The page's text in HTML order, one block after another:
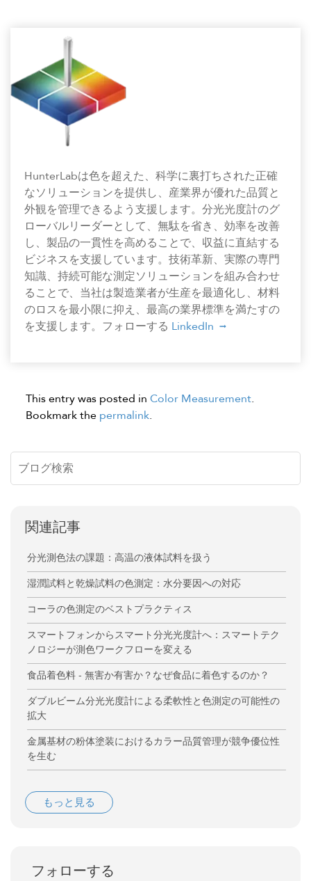
HunterLabは色を超えた、科学に裏打ちされた正確
なソリューションを提供し、産業界が優れた品質と
外観を管理できるよう支援します。分光光度計のグ
ローバルリーダーとして、無駄を省き、効率を改善
し、製品の一貫性を高めることで、収益に直結する
ビジネスを支援しています。技術革新、実際の専門
知識、持続可能な測定ソリューションを組み合わせ
ることで、当社は製造業者が生産を最適化し、材料
のロスを最小限に抑え、最高の業界標準を満たすの
を支援します。フォローする LinkedIn
This entry was posted in Color Measurement.
Bookmark the permalink.
関連記事
分光測色法の課題：高温の液体試料を扱う
湿潤試料と乾燥試料の色測定：水分要因への対応
コーラの色測定のベストプラクティス
スマートフォンからスマート分光光度計へ：スマートテク
ノロジーが測色ワークフローを変える
食品着色料 - 無害か有害か？なぜ食品に着色するのか？
ダブルビーム分光光度計による柔軟性と色測定の可能性の
拡大
金属基材の粉体塗装におけるカラー品質管理が競争優位性
を生む
もっと見る
フォローする